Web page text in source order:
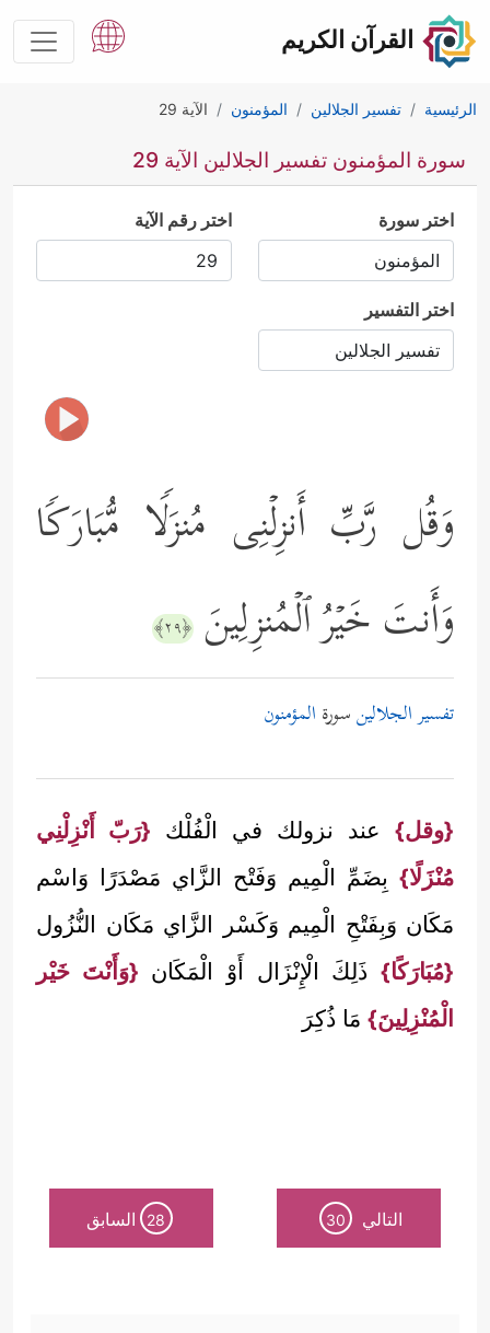
القرآن الكريم
الرئيسية تفسير الجلالين المؤمنون الآية 29
سورة المؤمنون تفسير الجلالين الآية 29
اختر سورة اختر رقم الآية
اختر التفسير
وَقُل رَّبِّ أَنزِلۡنِی مُنزَلࣰا مُّبَارَكࣰا
وَأَنتَ خَیۡرُ ٱلۡمُنزِلِینَ ﴿٢٩﴾
تفسير الجلالينسورة المؤمنون
{وقل} عند نزولك في الْفُلْك {رَبّ أَنْزِلْنِي
مُنْزَلًا} بِضَمِّ الْمِيم وَفَتْح الزَّاي مَصْدَرًا وَاسْم
مَكَان وَبِفَتْحِ الْمِيم وَكَسْر الزَّاي مَكَان النُّزُول
{مُبَارَكًا}ذَلِكَ الْإِنْزَال أَوْ الْمَكَان {وَأَنْتَ خَيْر
الْمُنْزِلِينَ} مَا ذُكِرَ
التالي 30
28 السابق